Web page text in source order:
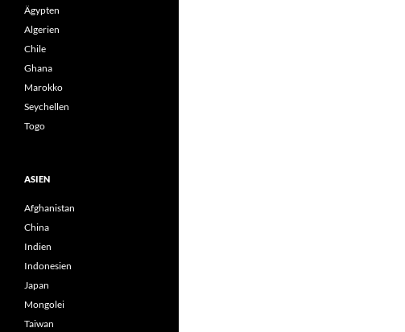
Ägypten
Algerien
Chile
Ghana
Marokko
Seychellen
Togo
ASIEN
Afghanistan
China
Indien
Indonesien
Japan
Mongolei
Taiwan